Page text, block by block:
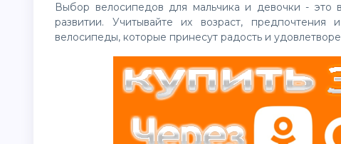
Выбор велосипедов для мальчика и девочки - это
развитии. Учитывайте их возраст,
велосипеды, которые принесут радость и